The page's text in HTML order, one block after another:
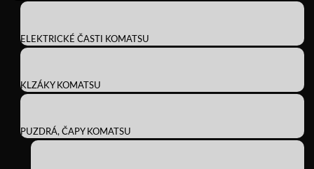
ELEKTRICKÉ ČASTI KOMATSU
KLZÁKY KOMATSU
PUZDRÁ, ČAPY KOMATSU